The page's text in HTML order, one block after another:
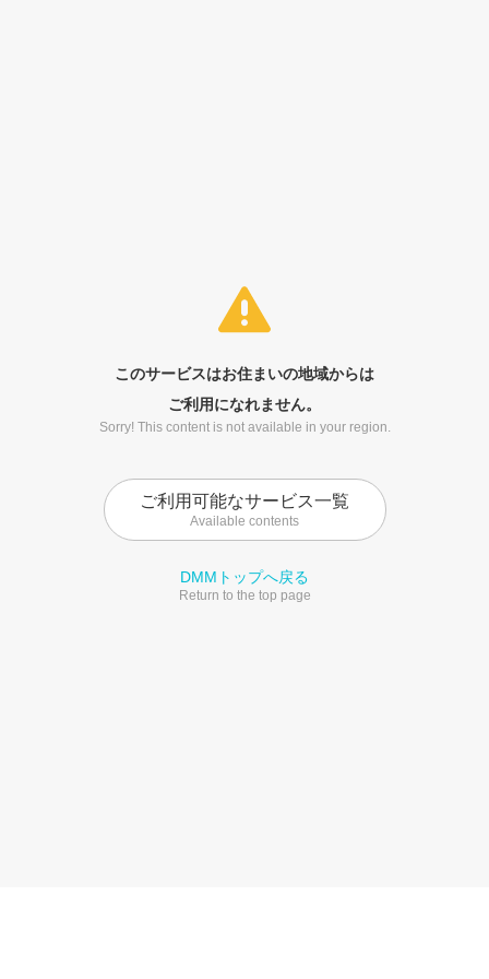
このサービスはお住まいの地域からは
ご利用になれません。
Sorry! This content is not available in your region.
ご利用可能なサービス一覧
Available contents
DMMトップへ戻る
Return to the top page